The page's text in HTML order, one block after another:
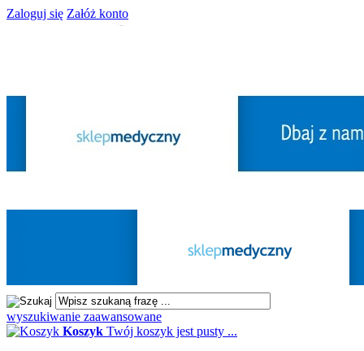
Zaloguj się Załóż konto
wyszukiwanie zaawansowane
Koszyk Twój koszyk jest pusty ...